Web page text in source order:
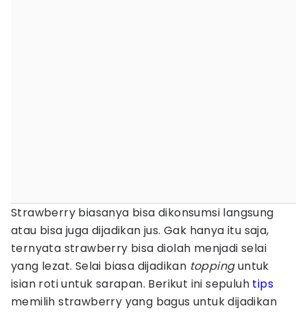
Strawberry biasanya bisa dikonsumsi langsung
atau bisa juga dijadikan jus. Gak hanya itu saja,
ternyata strawberry bisa diolah menjadi selai
yang lezat. Selai biasa dijadikan toppinguntuk
isian roti untuk sarapan. Berikut ini sepuluh tips
memilih strawberry yang bagus untuk dijadikan